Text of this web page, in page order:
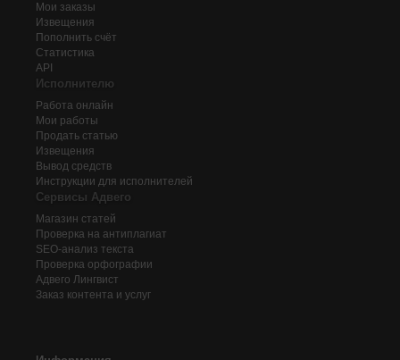
Мои заказы
Извещения
Пополнить счёт
Статистика
API
Исполнителю
Работа онлайн
Мои работы
Продать статью
Извещения
Вывод средств
Инструкции для исполнителей
Сервисы Адвего
Магазин статей
Проверка на антиплагиат
SEO-анализ текста
Проверка орфографии
Адвего Лингвист
Заказ контента и услуг